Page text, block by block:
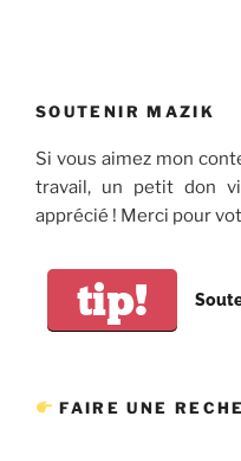
SOUTENIR MAZIK
Si vous aimez mon
travail, un petit don
apprécié ! Merci pour
tip!
FAIRE UNE